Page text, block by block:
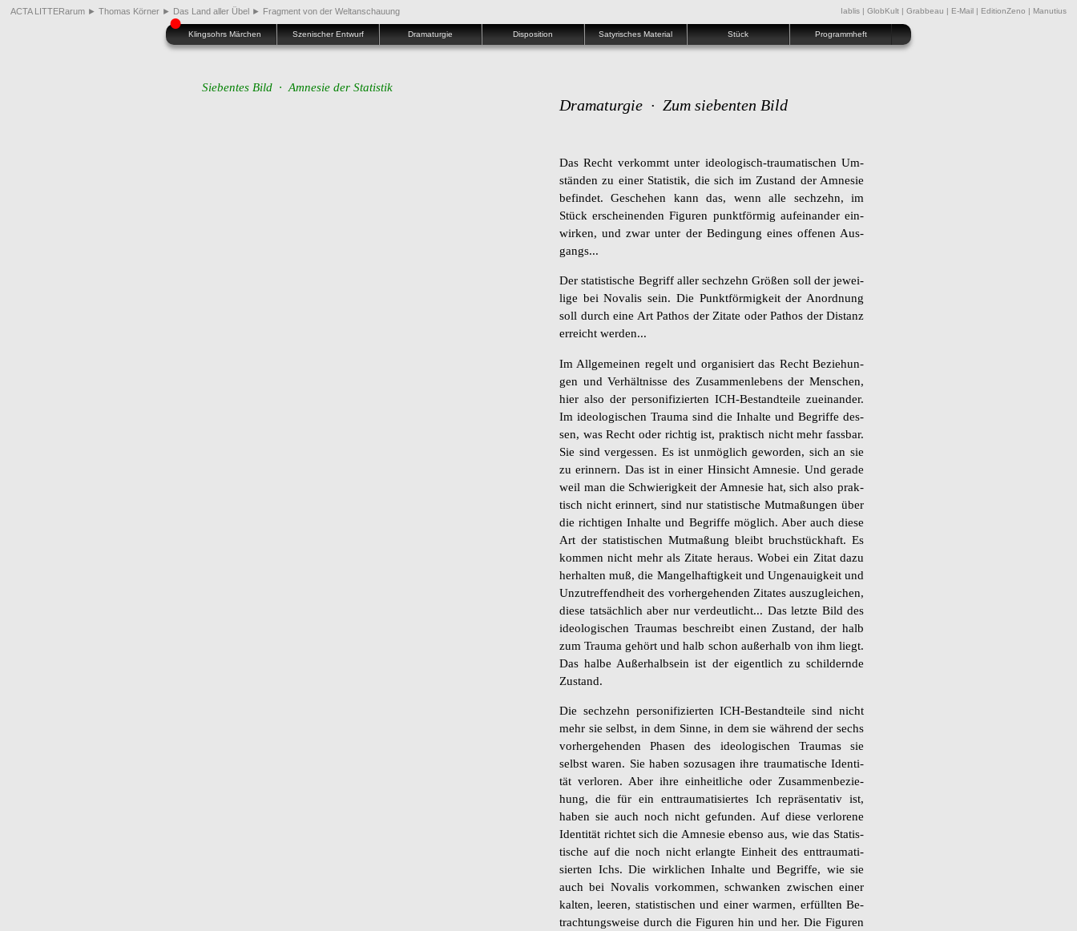
ACTA LITTERarum ► Thomas Körner ► Das Land aller Übel ► Fragment von der Weltanschauung Iablis| GlobKult| Grabbeau E-Mail EditionZeno Manutius
Klingsohrs Märchen Szenischer Entwurf Dramaturgie Disposition Satyrisches Material Stück Programmheft
●
Siebentes Bild ∙ Amnesie der Statistik
Dramaturgie ∙ Zum siebenten Bild
Das Recht ver­kommt unter ideo­lo­gisch-trau­ma­ti­schen Um­
stän­den zu einer Sta­tis­tik, die sich im Zu­stand der Amne­sie
be­fin­det. Ge­sche­hen kann das, wenn alle sech­zehn, im
Stück er­schei­nen­den Fi­gu­ren punkt­för­mig auf­ein­an­der ein­
wir­ken, und zwar unter der Be­din­gung eines of­fe­nen Aus­
gangs...
Der sta­tis­ti­sche Be­griff aller sech­zehn Grö­ßen soll der je­wei­
li­ge bei No­va­lis sein. Die Punkt­för­mig­keit der An­ord­nung
soll durch eine Art Pa­thos der Zi­ta­te oder Pa­thos der Dis­tanz
er­reicht wer­den...
Im All­ge­mei­nen re­gelt und or­ga­ni­siert das Recht Be­zie­hun­
gen und Ver­hält­nis­se des Zu­sam­men­le­bens der Men­schen,
hier also der per­so­ni­fi­zier­ten ICH-Be­stand­tei­le zu­ein­an­der.
Im ideo­lo­gi­schen Trau­ma sind die In­hal­te und Be­grif­fe des­
sen, was Recht oder rich­tig ist, prak­tisch nicht mehr fass­bar.
Sie sind ver­ges­sen. Es ist un­mög­lich ge­wor­den, sich an sie
zu er­in­nern. Das ist in einer Hin­sicht Amne­sie. Und ge­ra­de
weil man die Schwie­rig­keit der Amne­sie hat, sich also prak­
tisch nicht er­in­nert, sind nur sta­tis­ti­sche Mut­ma­ßun­gen über
die rich­ti­gen In­hal­te und Be­grif­fe mög­lich. Aber auch diese
Art der sta­tis­ti­schen Mut­ma­ßung bleibt bruch­stück­haft. Es
kom­men nicht mehr als Zi­ta­te her­aus. Wobei ein Zitat dazu
her­hal­ten muß, die Man­gel­haf­tig­keit und Un­ge­nau­ig­keit und
Un­zu­tref­fend­heit des vor­her­ge­hen­den Zi­ta­tes aus­zu­glei­chen,
diese tat­säch­lich aber nur ver­deut­licht... Das letz­te Bild des
ideo­lo­gi­schen Trau­mas be­schreibt einen Zu­stand, der halb
zum Trau­ma ge­hört und halb schon au­ßer­halb von ihm liegt.
Das halbe Au­ßer­halb­sein ist der ei­gent­lich zu schil­dern­de
Zu­stand.
Die sech­zehn per­so­ni­fi­zier­ten ICH-Be­stand­tei­le sind nicht
mehr sie selbst, in dem Sinne, in dem sie wäh­rend der sechs
vor­her­ge­hen­den Pha­sen des ideo­lo­gi­schen Trau­mas sie
selbst waren. Sie haben so­zu­sa­gen ihre trau­ma­ti­sche Iden­ti­
tät ver­lo­ren. Aber ihre ein­heit­li­che oder Zu­sam­men­be­zie­
hung, die für ein ent­t­rau­ma­ti­sier­tes Ich re­prä­sen­ta­tiv ist,
haben sie auch noch nicht ge­fun­den. Auf diese ver­lo­re­ne
Iden­ti­tät rich­tet sich die Amne­sie eben­so aus, wie das Sta­tis­
ti­sche auf die noch nicht er­lang­te Ein­heit des ent­t­rau­ma­ti­
sier­ten Ichs. Die wirk­li­chen In­hal­te und Be­grif­fe, wie sie
auch bei No­va­lis vor­kom­men, schwan­ken zwi­schen einer
kal­ten, lee­ren, sta­tis­ti­schen und einer war­men, er­füll­ten Be­
trach­tungs­wei­se durch die Fi­gu­ren hin und her. Die Fi­gu­ren